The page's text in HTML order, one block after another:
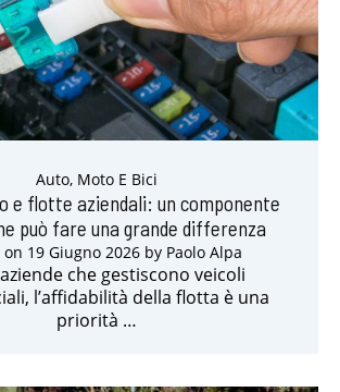
Auto, Moto E Bici
e flotte aziendali: un componente
può fare una grande differenza
on 19 Giugno 2026 by Paolo Alpa
che gestiscono veicoli
l’affidabilità della flotta è una
priorità …